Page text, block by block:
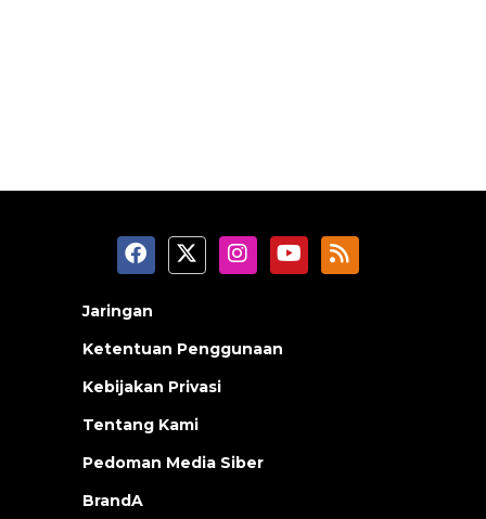
Jaringan
Ketentuan Penggunaan
Kebijakan Privasi
Tentang Kami
Pedoman Media Siber
BrandA